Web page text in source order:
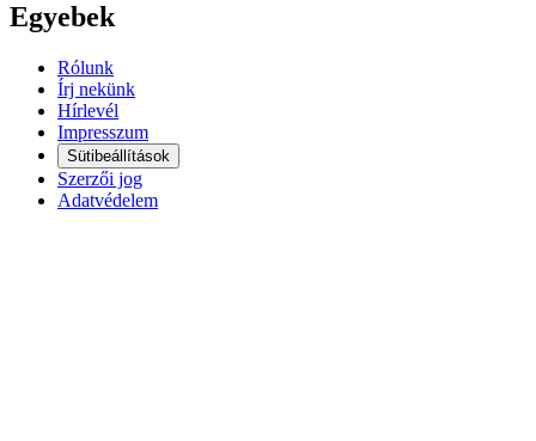
Egyebek
Rólunk
Írj nekünk
Hírlevél
Impresszum
Sütibeállítások
Szerzői jog
Adatvédelem